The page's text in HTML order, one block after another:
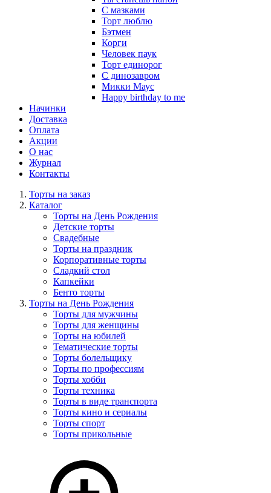
С мазками
Торт люблю
Бэтмен
Корги
Человек паук
Торт единорог
С динозавром
Микки Маус
Happy birthday to me
Начинки
Доставка
Оплата
Акции
О нас
Журнал
Контакты
Торты на заказ
Каталог
Торты на День Рождения
Детские торты
Свадебные
Торты на праздник
Корпоративные торты
Сладкий стол
Капкейки
Бенто торты
Торты на День Рождения
Торты для мужчины
Торты для женщины
Торты на юбилей
Тематические торты
Торты болельщику
Торты по профессиям
Торты хобби
Торты техника
Торты в виде транспорта
Торты кино и сериалы
Торты спорт
Торты прикольные